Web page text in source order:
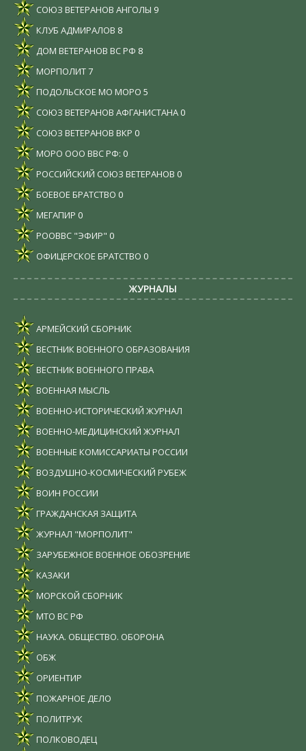
СОЮЗ ВЕТЕРАНОВ АНГОЛЫ 9
КЛУБ АДМИРАЛОВ 8
ДОМ ВЕТЕРАНОВ ВС РФ 8
МОРПОЛИТ7
ПОДОЛЬСКОЕ МО МОРО 5
СОЮЗ ВЕТЕРАНОВ АФГАНИСТАНА 0
СОЮЗ ВЕТЕРАНОВ ВКР 0
МОРО ООО ВВС РФ: 0
РОССИЙСКИЙ СОЮЗ ВЕТЕРАНОВ 0
БОЕВОЕ БРАТСТВО 0
МЕГАПИР 0
РООВВС "ЭФИР" 0
ОФИЦЕРСКОЕ БРАТСТВО 0
ЖУРНАЛЫ
АРМЕЙСКИЙ СБОРНИК
ВЕСТНИК ВОЕННОГО ОБРАЗОВАНИЯ
ВЕСТНИК ВОЕННОГО ПРАВА
ВОЕННАЯ МЫСЛЬ
ВОЕННО-ИСТОРИЧЕСКИЙ ЖУРНАЛ
ВОЕННО-МЕДИЦИНСКИЙ ЖУРНАЛ
ВОЕННЫЕ КОМИССАРИАТЫ РОССИИ
ВОЗДУШНО-КОСМИЧЕСКИЙ РУБЕЖ
ВОИН РОССИИ
ГРАЖДАНСКАЯ ЗАЩИТА
ЖУРНАЛ "МОРПОЛИТ"
ЗАРУБЕЖНОЕ ВОЕННОЕ ОБОЗРЕНИЕ
КАЗАКИ
МОРСКОЙ СБОРНИК
МТО ВС РФ
НАУКА. ОБЩЕСТВО. ОБОРОНА
ОБЖ
ОРИЕНТИР
ПОЖАРНОЕ ДЕЛО
ПОЛИТРУК
ПОЛКОВОДЕЦ